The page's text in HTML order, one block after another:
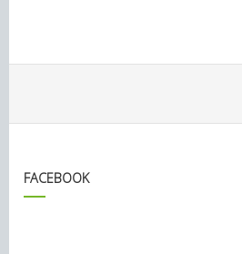
FACEBOOK